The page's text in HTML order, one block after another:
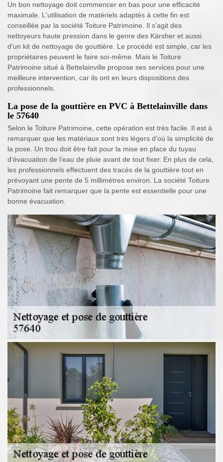
Un bon nettoyage doit commencer en bas pour une efficacité
maximale. L'utilisation de matériels adaptés à cette fin est
conseillée par la société Toiture Patrimoine. Il s'agit des
nettoyeurs haute pression dans le genre des Kärsher et aussi
d'un kit de nettoyage de gouttière. Le procédé est simple, car les
propriétaires peuvent le faire soi-même. Mais le Toiture
Patrimoine situé à Bettelainville propose ses services pour une
meilleure intervention, car ils ont en leurs dispositions des
professionnels.
La pose de la gouttière en PVC à Bettelainville dans
le 57640
Selon le Toiture Patrimoine, cette opération est très facile. Il est à
remarquer que les matériaux sont très légers d’où la simplicité de
la pose. Un trou doit être fait pour la mise en place du tuyau
d’évacuation de l’eau de pluie avant de tout fixer. En plus de cela,
les professionnels effectuent des tracés de la gouttière tout en
prévoyant une pente de 5 millimètres environ. La société Toiture
Patrimoine fait remarquer que la pente est essentielle pour une
bonne évacuation.